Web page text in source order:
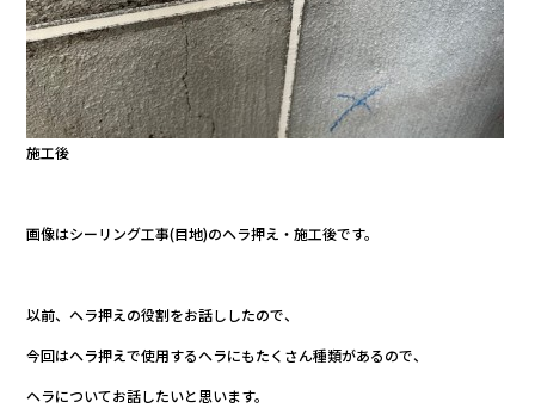
施工後
画像はシーリング工事(目地)のヘラ押え・施工後です。
以前、ヘラ押えの役割をお話ししたので、
今回はヘラ押えで使用するヘラにもたくさん種類があるので、
ヘラについてお話したいと思います。